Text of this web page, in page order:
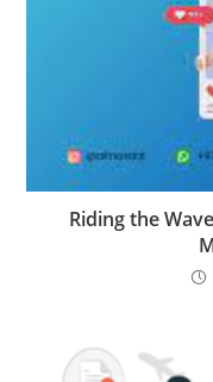
Riding the